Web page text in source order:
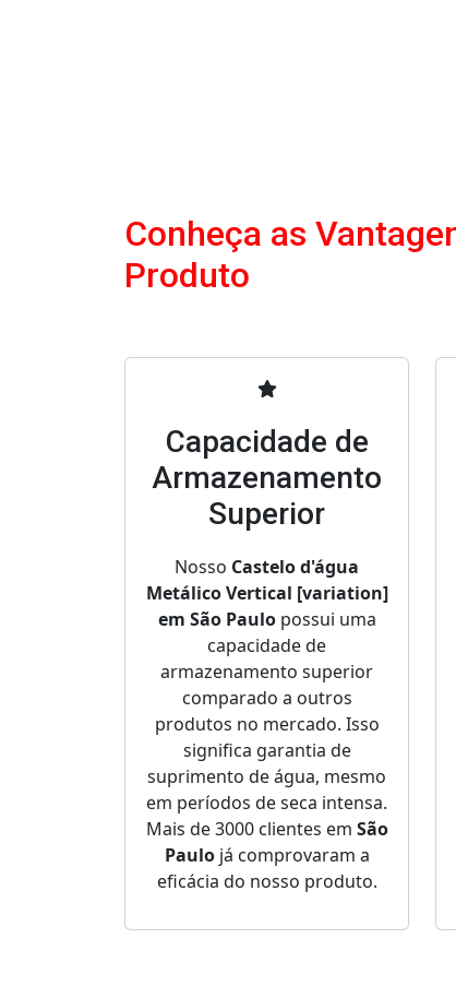
Conheça as
Produto
Capacidade de
Armazenamento
Superior
Nosso Castelo d'água
Metálico Vertical [variation]
em São Paulopossui uma
capacidade de
armazenamento superior
comparado a outros
produtos no mercado. Isso
significa garantia de
suprimento de água, mesmo
em períodos de seca intensa.
Mais de 3000 clientes em São
Paulojá comprovaram a
eficácia do nosso produto.